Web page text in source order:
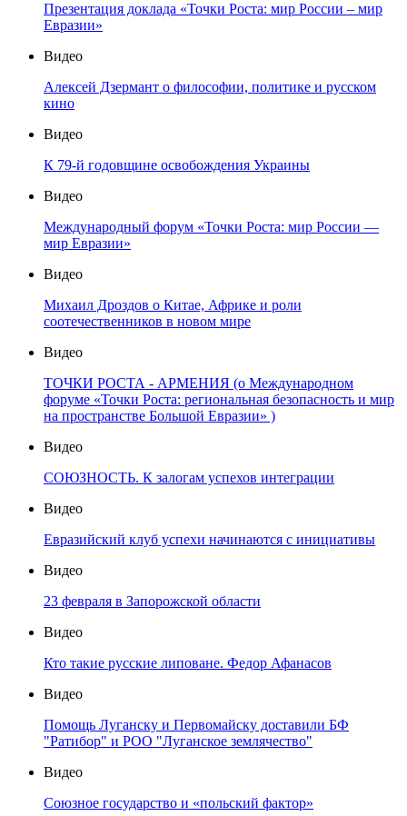
Презентация доклада «Точки Роста: мир России – мир
Евразии»
Видео
Алексей Дзермант о философии, политике и русском
кино
Видео
К 79-й годовщине освобождения Украины
Видео
Международный форум «Точки Роста: мир России —
мир Евразии»
Видео
Михаил Дроздов о Китае, Африке и роли
соотечественников в новом мире
Видео
ТОЧКИ РОСТА - АРМЕНИЯ (о Международном
форуме «Точки Роста: региональная безопасность и мир
на пространстве Большой Евразии» )
Видео
СОЮЗНОСТЬ. К залогам успехов интеграции
Видео
Евразийский клуб успехи начинаются с инициативы
Видео
23 февраля в Запорожской области
Видео
Кто такие русские липоване. Федор Афанасов
Видео
Помощь Луганску и Первомайску доставили БФ
"Ратибор" и РОО "Луганское землячество"
Видео
Союзное государство и «польский фактор»